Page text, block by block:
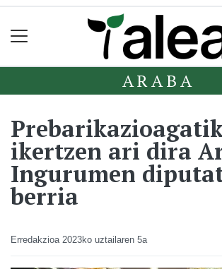
ARABA
ikertzen ari dira
Ingurumen
berria
Erredakzioa 2023ko uztailaren 5a